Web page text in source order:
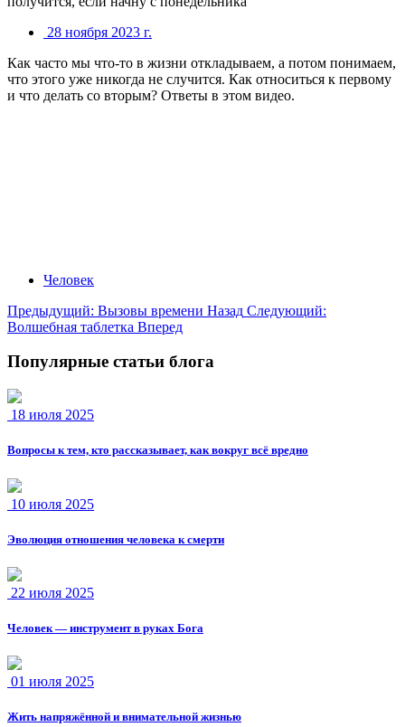
28 ноября 2023 г.
Как часто мы что-то в жизни откладываем, а потом понимаем,
что этого уже никогда не случится. Как относиться к первому
и что делать со вторым? Ответы в этом видео.
Человек
Предыдущий: Вызовы времени Назад Следующий:
Волшебная таблетка Вперед
Популярные статьи блога
18 июля 2025
Вопросы к тем, кто рассказывает, как вокруг всё вредно
10 июля 2025
Эволюция отношения человека к смерти
22 июля 2025
Человек — инструмент в руках Бога
01 июля 2025
Жить напряжённой и внимательной жизнью